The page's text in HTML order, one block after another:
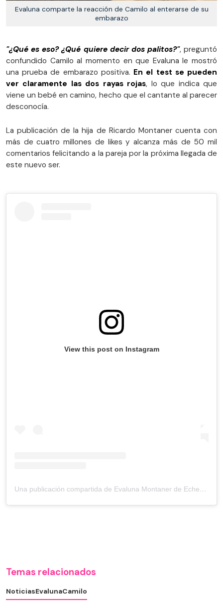
Evaluna comparte la reacción de Camilo al enterarse de su
embarazo
"¿Qué es eso? ¿Qué quiere decir dos palitos?", preguntó
confundido Camilo al momento en que Evaluna le mostró
una prueba de embarazo positiva. En el test se pueden
ver claramente las dos rayas rojas, lo que indica que
viene un bebé en camino, hecho que el cantante al parecer
desconocía.
La publicación de la hija de Ricardo Montaner cuenta con
más de cuatro millones de likes y alcanza más de 50 mil
comentarios felicitando a la pareja por la próxima llegada de
este nuevo ser.
View this post on Instagram
Una publicación compartida de Evaluna Montaner de Echeverry (@evaluna)
Temas relacionados
NoticiasEvalunaCamilo